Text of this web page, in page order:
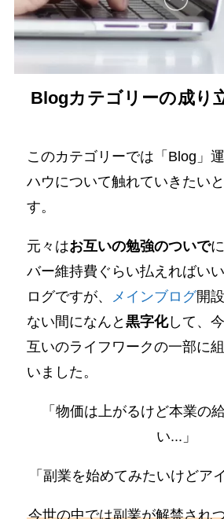
Blogカテゴリーの成り
このカテゴリーでは「Blog」
ハウについて触れていきたい
す。
元々はお互いの勉強のついで
バー維持費ぐらい払えればい
ログですが、 メインブログ開
ない間になんと黒字化して、
互いのライフワークの一部に
いました。
「物価は上がるけど本業の
い...」
「副業を始めてみたいけどア
今世の中では副業が解禁され